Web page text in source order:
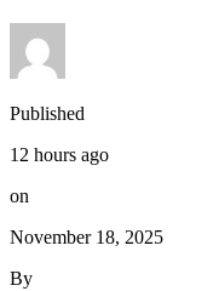
Published
12 hours ago
on
November 18, 2025
By